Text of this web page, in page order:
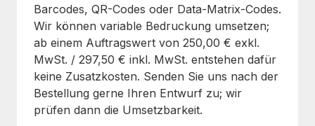
Barcodes, QR-Codes oder Data-Matrix-Codes.
Wir können variable Bedruckung umsetzen;
ab einem Auftragswert von 250,00 € exkl.
MwSt. / 297,50 € inkl. MwSt. entstehen dafür
keine Zusatzkosten. Senden Sie uns nach der
Bestellung gerne Ihren Entwurf zu; wir
prüfen dann die Umsetzbarkeit.